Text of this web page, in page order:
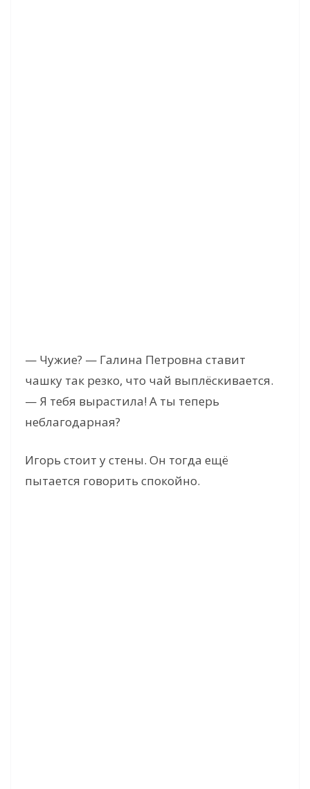
— Чужие? — Галина Петровна ставит
чашку так резко, что чай выплёскивается.
— Я тебя вырастила! А ты теперь
неблагодарная?
Игорь стоит у стены. Он тогда ещё
пытается говорить спокойно.